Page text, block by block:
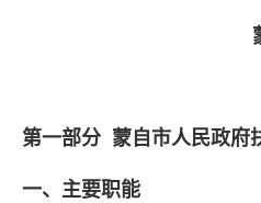
第一部分 蒙自市人民政府
一、主要职能